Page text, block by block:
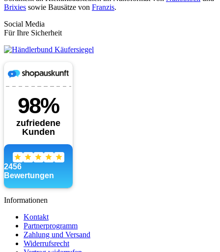
Brixies sowie Bausätze von Franzis.
Social Media
Für Ihre Sicherheit
Informationen
Kontakt
Partnerprogramm
Zahlung und Versand
Widerrufsrecht